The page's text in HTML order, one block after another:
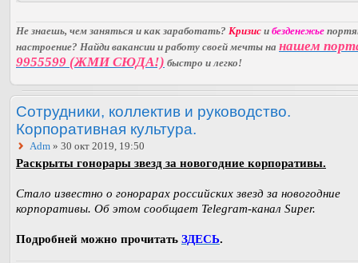
Не знаешь, чем заняться и как заработать? Кризис и безденежье
настроение? Найди вакансии и работу своей мечты на нашем
9955599 (ЖМИ СЮДА!) быстро и легко!
Сотрудники, коллектив и руководство.
Корпоративная культура.
Adm » 30 окт 2019, 19:50
Раскрыты гонорары звезд за новогодние корпоративы.
Стало известно о гонорарах российских звезд за новогодние
корпоративы. Об этом сообщает Telegram-канал Super.
Подробней можно прочитать ЗДЕСЬ.